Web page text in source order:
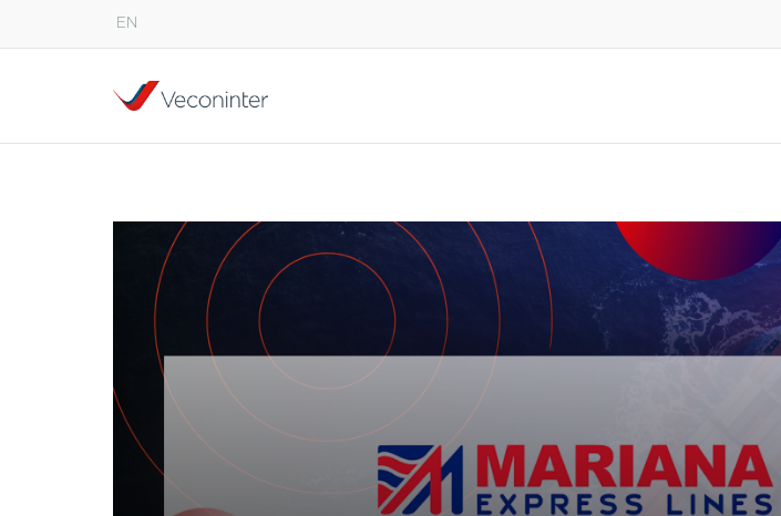
EN
Español